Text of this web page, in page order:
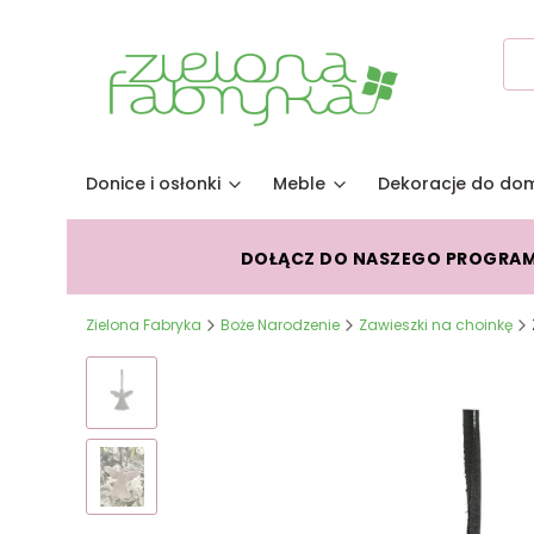
Donice i osłonki Meble Dekoracje do
DOŁĄCZ DO NASZEGO
Zielona Fabryka Boże Narodzenie Zawieszki na choinkę